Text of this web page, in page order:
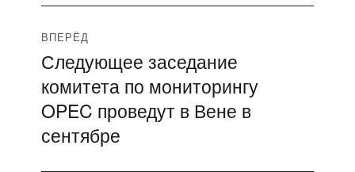
ВПЕРЁД
Следующая
запись:
Следующее заседание
комитета по мониторингу
OPEC проведут в Вене в
сентябре